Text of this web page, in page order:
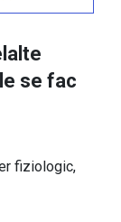
se fac
fiziologic,